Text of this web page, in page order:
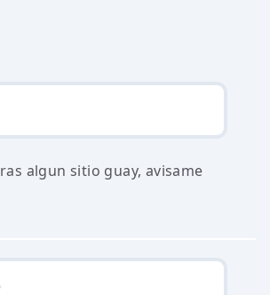
algun sitio guay, avisame